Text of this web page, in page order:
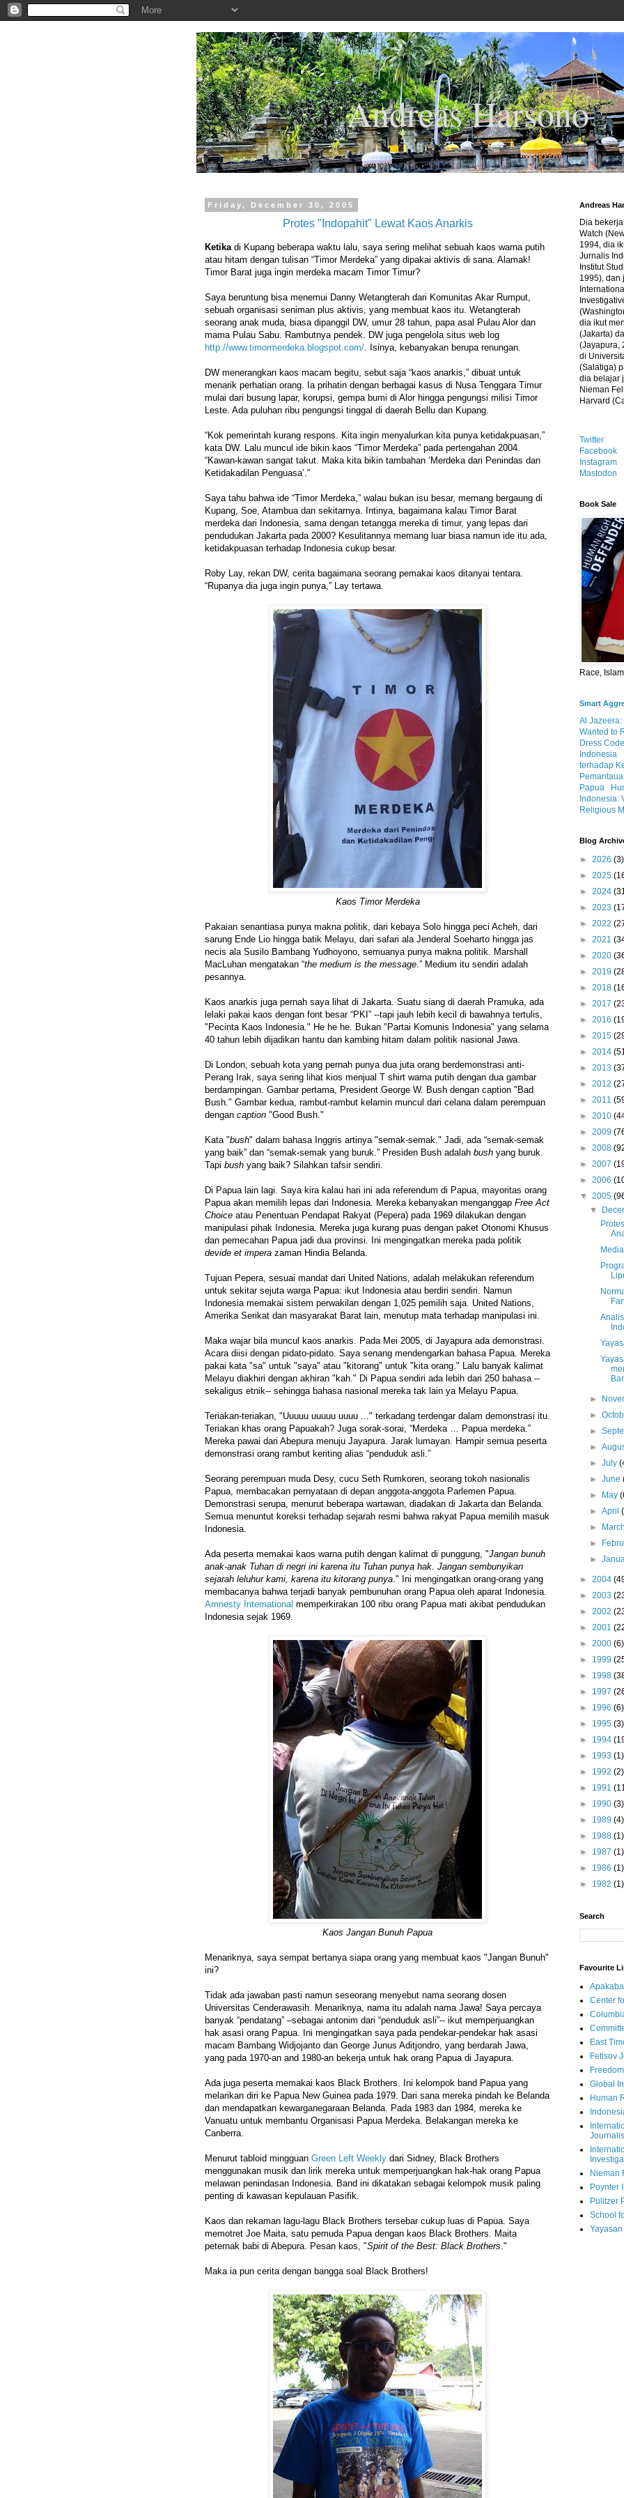
.
Andreas Harsono
Friday, December 30, 2005
Protes "Indopahit" Lewat Kaos Anarkis
Ketikadi Kupang beberapa waktu lalu, saya sering melihat sebuah kaos warna putih
atau hitam dengan tulisan “Timor Merdeka” yang dipakai aktivis di sana. Alamak!
Timor Barat juga ingin merdeka macam Timor Timur?
Saya beruntung bisa menemui Danny Wetangterah dari Komunitas Akar Rumput,
sebuah organisasi seniman plus aktivis, yang membuat kaos itu. Wetangterah
seorang anak muda, biasa dipanggil DW, umur 28 tahun, papa asal Pulau Alor dan
mama Pulau Sabu. Rambutnya pendek. DW juga pengelola situs web log
http://www.timormerdeka.blogspot.com/. Isinya, kebanyakan berupa renungan.
DW menerangkan kaos macam begitu, sebut saja “kaos anarkis,” dibuat untuk
menarik perhatian orang. Ia prihatin dengan berbagai kasus di Nusa Tenggara Timur
mulai dari busung lapar, korupsi, gempa bumi di Alor hingga pengungsi milisi Timor
Leste. Ada puluhan ribu pengungsi tinggal di daerah Bellu dan Kupang.
“Kok pemerintah kurang respons. Kita ingin menyalurkan kita punya ketidakpuasan,”
kata DW. Lalu muncul ide bikin kaos “Timor Merdeka” pada pertengahan 2004.
“Kawan-kawan sangat takut. Maka kita bikin tambahan ‘Merdeka dari Penindas dan
Ketidakadilan Penguasa’.”
Saya tahu bahwa ide “Timor Merdeka,” walau bukan isu besar, memang bergaung di
Kupang, Soe, Atambua dan sekitarnya. Intinya, bagaimana kalau Timor Barat
merdeka dari Indonesia, sama dengan tetangga mereka di timur, yang lepas dari
pendudukan Jakarta pada 2000? Kesulitannya memang luar biasa namun ide itu ada,
ketidakpuasan terhadap Indonesia cukup besar.
Roby Lay, rekan DW, cerita bagaimana seorang pemakai kaos ditanyai tentara.
“Rupanya dia juga ingin punya,” Lay tertawa.
Kaos Timor Merdeka
Pakaian senantiasa punya makna politik, dari kebaya Solo hingga peci Acheh, dari
sarung Ende Lio hingga batik Melayu, dari safari ala Jenderal Soeharto hingga jas
necis ala Susilo Bambang Yudhoyono, semuanya punya makna politik. Marshall
MacLuhan mengatakan “the medium is the message.” Medium itu sendiri adalah
pesannya.
Kaos anarkis juga pernah saya lihat di Jakarta. Suatu siang di daerah Pramuka, ada
lelaki pakai kaos dengan font besar “PKI” --tapi jauh lebih kecil di bawahnya tertulis,
"Pecinta Kaos Indonesia." He he he. Bukan "Partai Komunis Indonesia" yang selama
40 tahun lebih dijadikan hantu dan kambing hitam dalam politik nasional Jawa.
Di London, sebuah kota yang pernah punya dua juta orang berdemonstrasi anti-
Perang Irak, saya sering lihat kios menjual T shirt warna putih dengan dua gambar
berdampingan. Gambar pertama, President George W. Bush dengan caption "Bad
Bush." Gambar kedua, rambut-rambut kelamin muncul dari celana dalam perempuan
dengan caption "Good Bush."
Kata "bush" dalam bahasa Inggris artinya "semak-semak." Jadi, ada “semak-semak
yang baik” dan “semak-semak yang buruk.” Presiden Bush adalah bush yang buruk.
Tapi bush yang baik? Silahkan tafsir sendiri.
Di Papua lain lagi. Saya kira kalau hari ini ada referendum di Papua, mayoritas orang
Papua akan memilih lepas dari Indonesia. Mereka kebanyakan menganggap Free Act
Choice atau Penentuan Pendapat Rakyat (Pepera) pada 1969 dilakukan dengan
manipulasi pihak Indonesia. Mereka juga kurang puas dengan paket Otonomi Khusus
dan pemecahan Papua jadi dua provinsi. Ini mengingatkan mereka pada politik
devide et impera zaman Hindia Belanda.
Tujuan Pepera, sesuai mandat dari United Nations, adalah melakukan referendum
untuk sekitar sejuta warga Papua: ikut Indonesia atau berdiri sendiri. Namun
Indonesia memakai sistem perwakilan dengan 1,025 pemilih saja. United Nations,
Amerika Serikat dan masyarakat Barat lain, menutup mata terhadap manipulasi ini.
Maka wajar bila muncul kaos anarkis. Pada Mei 2005, di Jayapura ada demonstrasi.
Acara diisi dengan pidato-pidato. Saya senang mendengarkan bahasa Papua. Mereka
pakai kata "sa" untuk "saya" atau "kitorang" untuk "kita orang." Lalu banyak kalimat
Melayu diakhiri dengan akhiran "kah." Di Papua sendiri ada lebih dari 250 bahasa --
sekaligus etnik-- sehingga bahasa nasional mereka tak lain ya Melayu Papua.
Teriakan-teriakan, "Uuuuu uuuuu uuuu ..." terkadang terdengar dalam demonstrasi itu.
Teriakan khas orang Papuakah? Juga sorak-sorai, “Merdeka … Papua merdeka.”
Mereka pawai dari Abepura menuju Jayapura. Jarak lumayan. Hampir semua peserta
demonstrasi orang rambut keriting alias “penduduk asli.”
Seorang perempuan muda Desy, cucu Seth Rumkoren, seorang tokoh nasionalis
Papua, membacakan pernyataan di depan anggota-anggota Parlemen Papua.
Demonstrasi serupa, menurut beberapa wartawan, diadakan di Jakarta dan Belanda.
Semua menuntut koreksi terhadap sejarah resmi bahwa rakyat Papua memilih masuk
Indonesia.
Ada peserta memakai kaos warna putih dengan kalimat di punggung, "Jangan bunuh
anak-anak Tuhan di negri ini karena itu Tuhan punya hak. Jangan sembunyikan
sejarah leluhur kami, karena itu kitorang punya." Ini mengingatkan orang-orang yang
membacanya bahwa terjadi banyak pembunuhan orang Papua oleh aparat Indonesia.
Amnesty International memperkirakan 100 ribu orang Papua mati akibat pendudukan
Indonesia sejak 1969.
Kaos Jangan Bunuh Papua
Menariknya, saya sempat bertanya siapa orang yang membuat kaos "Jangan Bunuh"
ini?
Tidak ada jawaban pasti namun seseorang menyebut nama seorang dosen
Universitas Cenderawasih. Menariknya, nama itu adalah nama Jawa! Saya percaya
banyak “pendatang” –sebagai antonim dari “penduduk asli”-- ikut memperjuangkan
hak asasi orang Papua. Ini mengingatkan saya pada pendekar-pendekar hak asasi
macam Bambang Widjojanto dan George Junus Aditjondro, yang berdarah Jawa,
yang pada 1970-an and 1980-an bekerja untuk hak orang Papua di Jayapura.
Ada juga peserta memakai kaos Black Brothers. Ini kelompok band Papua yang
melarikan diri ke Papua New Guinea pada 1979. Dari sana mereka pindah ke Belanda
dan mendapatkan kewarganegaraan Belanda. Pada 1983 dan 1984, mereka ke
Vanuatu untuk membantu Organisasi Papua Merdeka. Belakangan mereka ke
Canberra.
Menurut tabloid mingguan Green Left Weekly dari Sidney, Black Brothers
menggunakan musik dan lirik mereka untuk memperjuangkan hak-hak orang Papua
melawan penindasan Indonesia. Band ini dikatakan sebagai kelompok musik paling
penting di kawasan kepulauan Pasifik.
Kaos dan rekaman lagu-lagu Black Brothers tersebar cukup luas di Papua. Saya
memotret Joe Maita, satu pemuda Papua dengan kaos Black Brothers. Maita
peternak babi di Abepura. Pesan kaos, "Spirit of the Best: Black Brothers."
Maka ia pun cerita dengan bangga soal Black Brothers!
Andreas
Dia
Watch
1994, dia
Jurnalis
Institut
1995), dan
dia ikut
(Jakarta)
(Jayapura,
di
(Salatiga)
dia belajar
Nieman
Harvard
Twitter
Facebook
Instagram
Mastodon
Book Sale
Race,
Smart
Al Jazeera:
Wanted to
Dress
Indonesia
terhadap
Papua
Indonesia:
Religious
Blog
► 2026 (3)
► 2025
► 2024
► 2023
► 2022
► 2021
► 2020
► 2019
► 2018
► 2017
► 2016
► 2015
► 2014
► 2013
► 2012
► 2011
► 2010
► 2009
► 2008
► 2007
► 2006
▼ 2005
▼
►
►
►
►
►July
►June
►
May
►April
►
►
►
► 2004
► 2003
► 2002
► 2001
► 2000 (6)
► 1999
► 1998
► 1997
► 1996 (6)
► 1995 (3)
► 1994
► 1993 (1)
► 1992 (2)
► 1991
► 1990 (3)
► 1989 (4)
► 1988 (1)
► 1987 (1)
► 1986 (1)
► 1982 (1)
Search
Favourite
Center
East
Fetisov
Global
Human
Nieman
Poynter
Pulitzer
School